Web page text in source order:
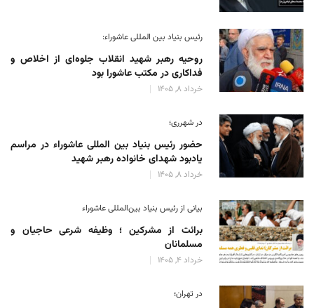
رئیس بنیاد بین المللی عاشوراء:
روحیه رهبر شهید انقلاب جلوه‌ای از اخلاص و
فداکاری در مکتب عاشورا بود
خرداد 8, 1405
در شهرری؛
حضور رئیس بنیاد بین المللی عاشوراء در مراسم
یادبود شهدای خانواده رهبر شهید
خرداد 8, 1405
بیانی از رئیس بنیاد بین‌المللی عاشوراء
برائت از مشرکین ؛ وظیفه شرعی حاجیان و
مسلمانان
خرداد 4, 1405
در تهران؛